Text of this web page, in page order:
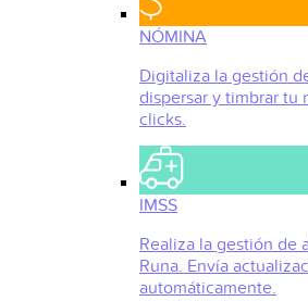
NÓMINA
Digitaliza la gestión
dispersar y timbrar tu
clicks.
IMSS
Realiza la gestión de
Runa. Envía
automáticamente.